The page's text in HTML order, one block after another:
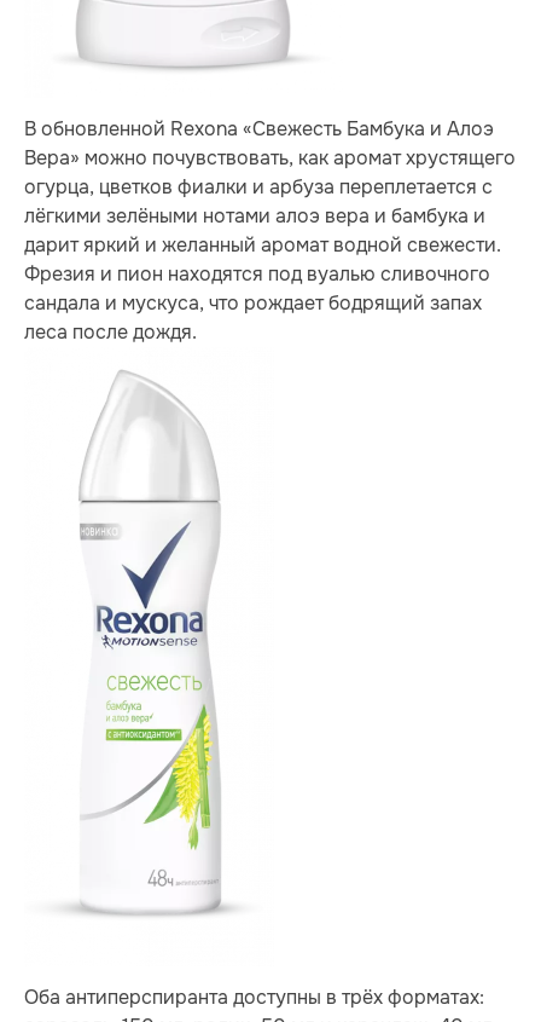
В обновленной Rexona «Свежесть Бамбука и Алоэ
Вера» можно почувствовать, как аромат хрустящего
огурца, цветков фиалки и арбуза переплетается с
лёгкими зелёными нотами алоэ вера и бамбука и
дарит яркий и желанный аромат водной свежести.
Фрезия и пион находятся под вуалью сливочного
сандала и мускуса, что рождает бодрящий запах
леса после дождя.
Оба антиперспиранта доступны в трёх форматах: